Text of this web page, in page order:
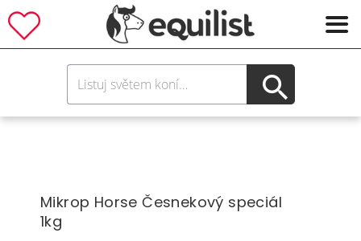
Mikrop Horse Česnekový speciál
1kg